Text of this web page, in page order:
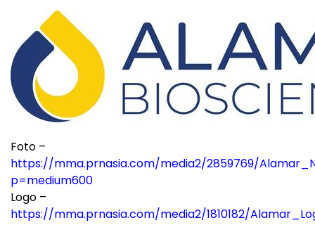
Foto –
https://mma.prnasia.com/media2/2859769/
p=medium600
Logo –
https://mma.prnasia.com/media2/1810182/